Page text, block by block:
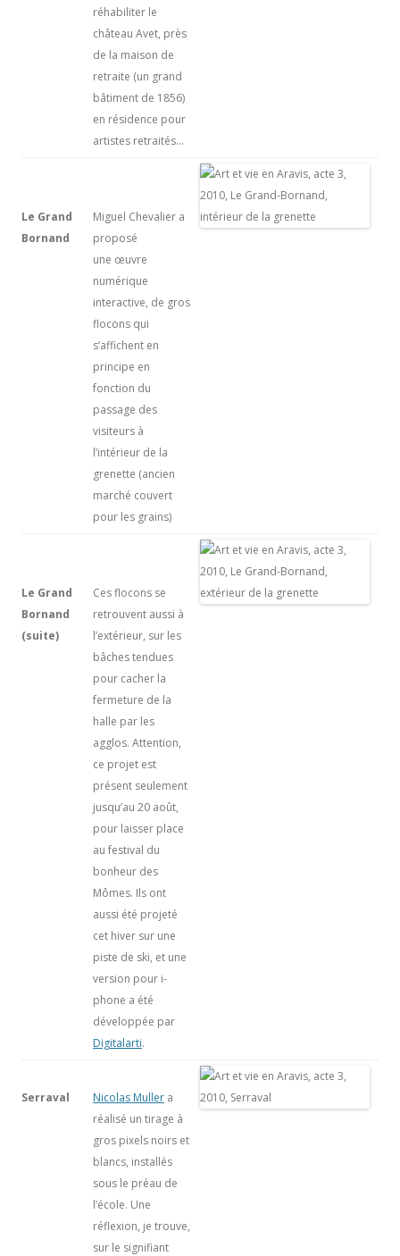
réhabiliter le
château Avet, près
de la maison de
retraite (un grand
bâtiment de 1856)
en résidence pour
artistes retraités…
Le Grand
Bornand
Miguel Chevalier a
proposé
une œuvre
numérique
interactive, de gros
flocons qui
s’affichent en
principe en
fonction du
passage des
visiteurs à
l’intérieur de la
grenette (ancien
marché couvert
pour les grains)
Le Grand
Bornand
(suite)
Ces flocons se
retrouvent aussi à
l’extérieur, sur les
bâches tendues
pour cacher la
fermeture de la
halle par les
agglos. Attention,
ce projet est
présent seulement
jusqu’au 20 août,
pour laisser place
au festival du
bonheur des
Mômes. Ils ont
aussi été projeté
cet hiver sur une
piste de ski, et une
version pour i-
phone a été
développée par
Digitalarti.
Serraval Nicolas Muller a
réalisé un tirage à
gros pixels noirs et
blancs, installés
sous le préau de
l’école. Une
réflexion, je trouve,
sur le signifiant